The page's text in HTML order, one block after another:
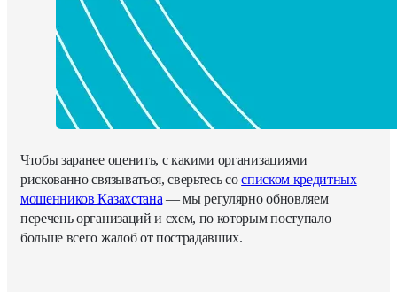
Чтобы заранее оценить, с какими организациями
рискованно связываться, сверьтесь сосписком кредитных
мошенников Казахстана — мы регулярно обновляем
перечень организаций и схем, по которым поступало
больше всего жалоб от пострадавших.